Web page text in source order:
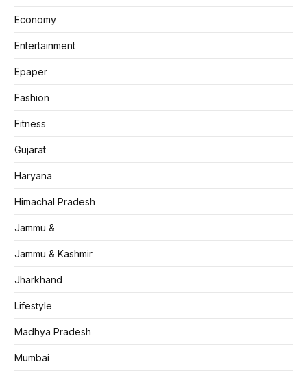
Economy
Entertainment
Epaper
Fashion
Fitness
Gujarat
Haryana
Himachal Pradesh
Jammu &
Jammu & Kashmir
Jharkhand
Lifestyle
Madhya Pradesh
Mumbai